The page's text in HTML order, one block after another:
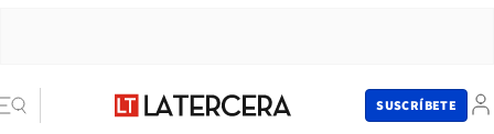
SUSCRÍBETE